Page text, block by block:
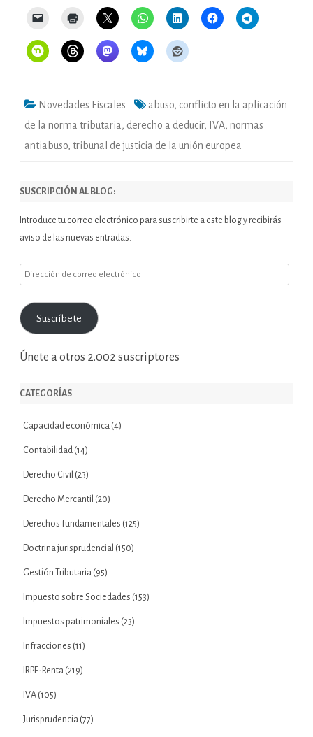
Novedades Fiscales abuso, conflicto en la aplicación
de la norma tributaria , derecho a deducir, IVA, normas
antiabuso, tribunal de justicia de la unión europea
SUSCRIPCIÓN AL BLOG:
Introduce tu correo electrónico para suscribirte a este blog y recibirás
aviso de las nuevas entradas.
Dirección
correo
electrónico
Suscríbete
Únete a otros 2.002 suscriptores
CATEGORÍAS
Capacidad económica (4)
Contabilidad (14)
Derecho Civil (23)
Derecho Mercantil (20)
Derechos fundamentales (125)
Doctrina jurisprudencial (150)
Gestión Tributaria (95)
Impuesto sobre Sociedades (153)
Impuestos patrimoniales (23)
Infracciones (11)
IRPF-Renta (219)
IVA (105)
Jurisprudencia (77)